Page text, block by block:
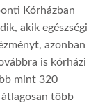
Kórházban
akik egészségi
azonban
is kórházi
mint 320
több